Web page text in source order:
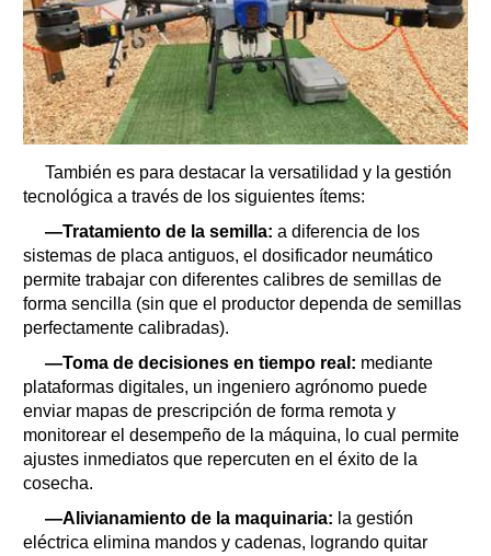
También es para destacar la versatilidad y la gestión
tecnológica a través de los siguientes ítems:
—Tratamiento de la semilla: a diferencia de los
sistemas de placa antiguos, el dosificador neumático
permite trabajar con diferentes calibres de semillas de
forma sencilla (sin que el productor dependa de semillas
perfectamente calibradas).
—Toma de decisiones en tiempo real: mediante
plataformas digitales, un ingeniero agrónomo puede
enviar mapas de prescripción de forma remota y
monitorear el desempeño de la máquina, lo cual permite
ajustes inmediatos que repercuten en el éxito de la
cosecha.
—Alivianamiento de la maquinaria: la gestión
eléctrica elimina mandos y cadenas, logrando quitar